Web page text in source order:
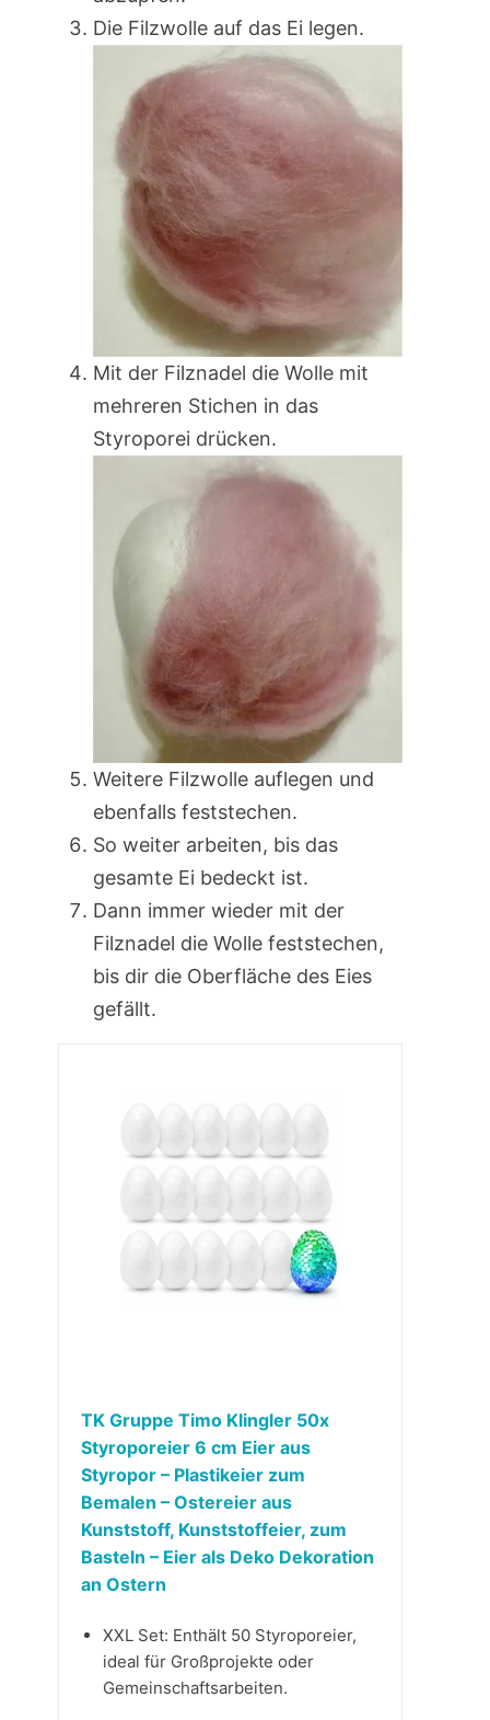
Die Filzwolle auf das Ei legen.
Mit der Filznadel die Wolle mit
mehreren Stichen in das
Styroporei drücken.
Weitere Filzwolle auflegen und
ebenfalls feststechen.
So weiter arbeiten, bis das
gesamte Ei bedeckt ist.
Dann immer wieder mit der
Filznadel die Wolle feststechen,
bis dir die Oberfläche des Eies
gefällt.
TK Gruppe Timo Klingler 50x
Styroporeier 6 cm Eier aus
Styropor – Plastikeier zum
Bemalen – Ostereier aus
Kunststoff, Kunststoffeier, zum
Basteln – Eier als Deko Dekoration
an Ostern
XXL Set: Enthält 50 Styroporeier,
ideal für Großprojekte oder
Gemeinschaftsarbeiten.